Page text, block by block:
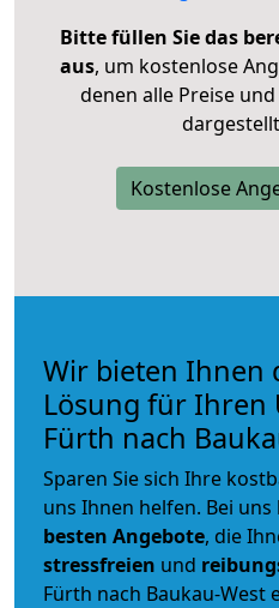
Bitte füllen Sie das
aus, um kostenlose
denen alle Preise
Kostenlose
Wir bieten Ihnen
Lösung für Ihren
Fürth nach
Sparen Sie sich Ihre
uns Ihnen helfen. Bei
besten Angebote, die
stressfreien und
Fürth nach Baukau-West